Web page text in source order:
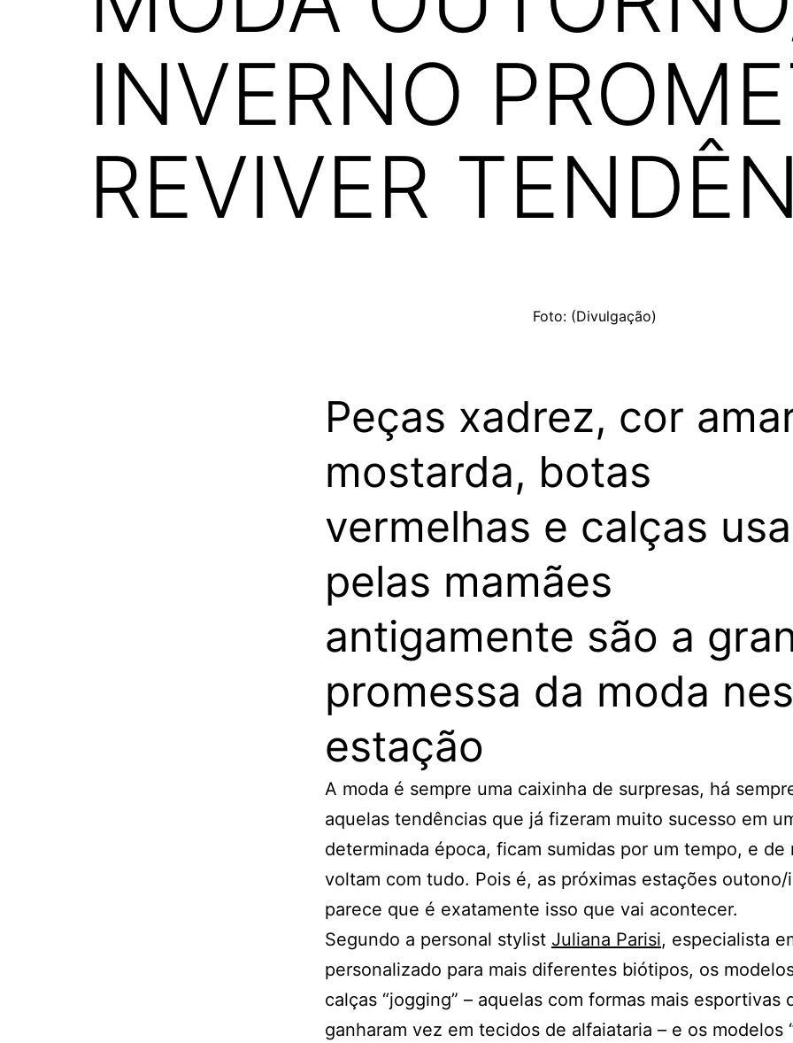
INVERNO
REVIVER
Foto: (Divulgação)
Peças xadrez, cor
mostarda, botas
vermelhas e calças
pelas mamães
antigamente são a
promessa da moda
estação
A moda é sempre uma caixinha de surpresas, há
aquelas tendências que já fizeram muito sucesso em
determinada época, ficam sumidas por um tempo, e de
voltam com tudo. Pois é, as próximas estações outono/
parece que é exatamente isso que vai acontecer.
Segundo a personal stylist Juliana Parisi, especialista
personalizado para mais diferentes biótipos, os
calças “jogging” – aquelas com formas mais esportivas
ganharam vez em tecidos de alfaiataria – e os modelos